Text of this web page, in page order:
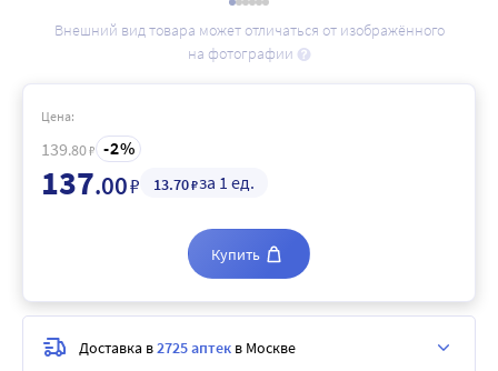
Внешний вид товара может отличаться от изображённого
на фотографии
Цена:
139.80₽ 2
137.00₽ 13.70₽за 1 ед.
Купить
Доставка в2725 аптек в Москве